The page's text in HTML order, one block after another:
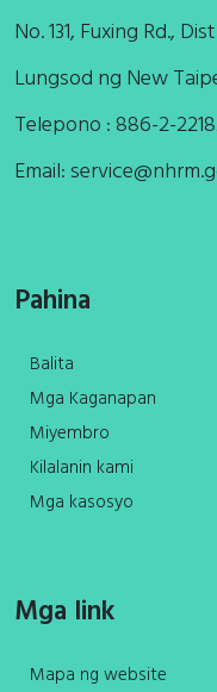
No. 131, Fuxing Rd.,
Lungsod ng New
Telepono : 886-2-
Email:
Pahina
Balita
Mga Kaganapan
Miyembro
Kilalanin kami
Mga kasosyo
Mga link
Mapa ng website